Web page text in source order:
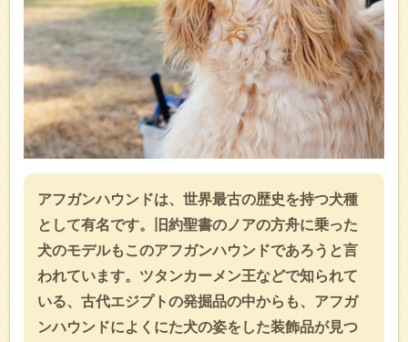
アフガンハウンドは、世界最古の歴史を持つ犬種
として有名です。旧約聖書のノアの方舟に乗った
犬のモデルもこのアフガンハウンドであろうと言
われています。ツタンカーメン王などで知られて
いる、古代エジプトの発掘品の中からも、アフガ
ンハウンドによくにた犬の姿をした装飾品が見つ